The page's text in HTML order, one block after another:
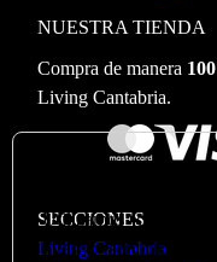
NUESTRA TIENDA
Compra de manera
Living Cantabria.
SECCIONES
Living Cantabria
Utilizamos cookies
nuestro servicio.